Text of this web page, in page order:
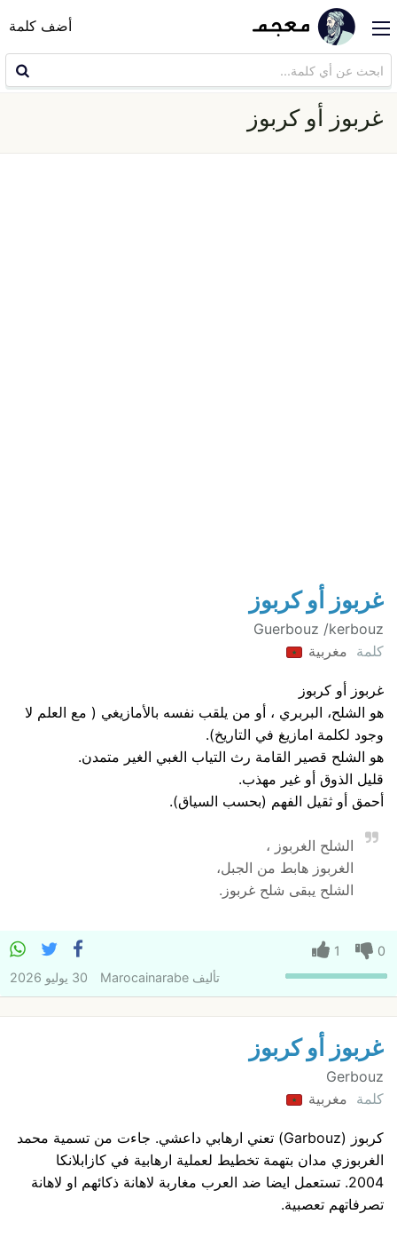
أضف كلمة
غربوز أو كربوز
غربوز أو كربوز
Guerbouz /kerbouz
كلمة مغربية
غربوز أو كربوز
هو الشلح، البربري ، أو من يلقب نفسه بالأمازيغي ( مع العلم لا
وجود لكلمة امازيغ في التاريخ).
هو الشلح قصير القامة رث التياب الغبي الغير متمدن.
قليل الذوق أو غير مهذب.
أحمق أو ثقيل الفهم (بحسب السياق).
الشلح الغربوز ،
الغربوز هابط من الجبل،
الشلح يبقى شلح غربوز.
0
1
تأليفMarocainarabe 30 يوليو 2026
غربوز أو كربوز
Gerbouz
كلمة مغربية
كربوز (Garbouz) تعني ارهابي داعشي. جاءت من تسمية محمد
الغربوزي مدان بتهمة تخطيط لعملية ارهابية في كازابلانكا
2004. تستعمل ايضا ضد العرب مغاربة لاهانة ذكائهم او لاهانة
تصرفاتهم تعصبية.